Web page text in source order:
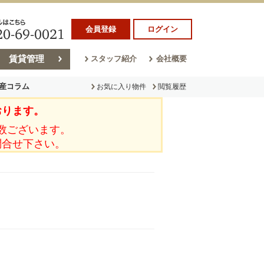
会員登録 ログイン
賃貸管理 スタッフ紹介 会社概要
コラム
ム
お気に入り物件 閲覧履歴
ます。
ざいます。
せ下さい。